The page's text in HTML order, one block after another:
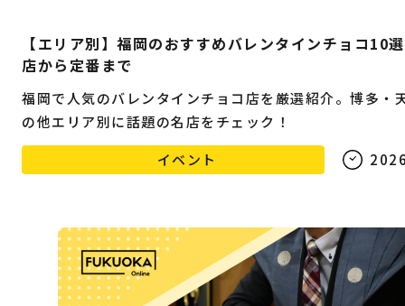
【エリア別】福岡のおすすめバレンタインチョコ10
店から定番まで
福岡で人気のバレンタインチョコ店を厳選紹介。博多・
の他エリア別に話題の名店をチェック！
イベント